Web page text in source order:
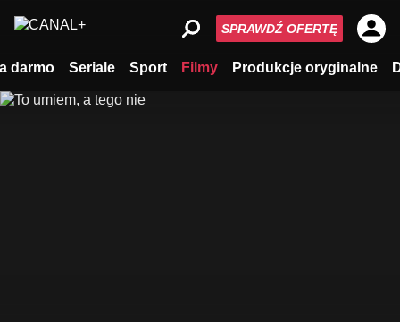
darmo Seriale Sport Filmy Produkcje oryginalne
SPRAWDŹ OFERTĘ